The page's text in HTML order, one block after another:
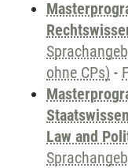
ohne CPs) -
Law and